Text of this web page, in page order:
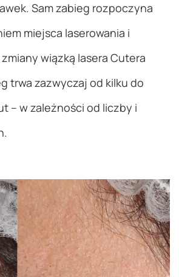
Sam zabieg rozpoczyna
miejsca laserowania i
wiązką lasera Cutera
trwa zazwyczaj od kilku do
– w zależności od liczby i